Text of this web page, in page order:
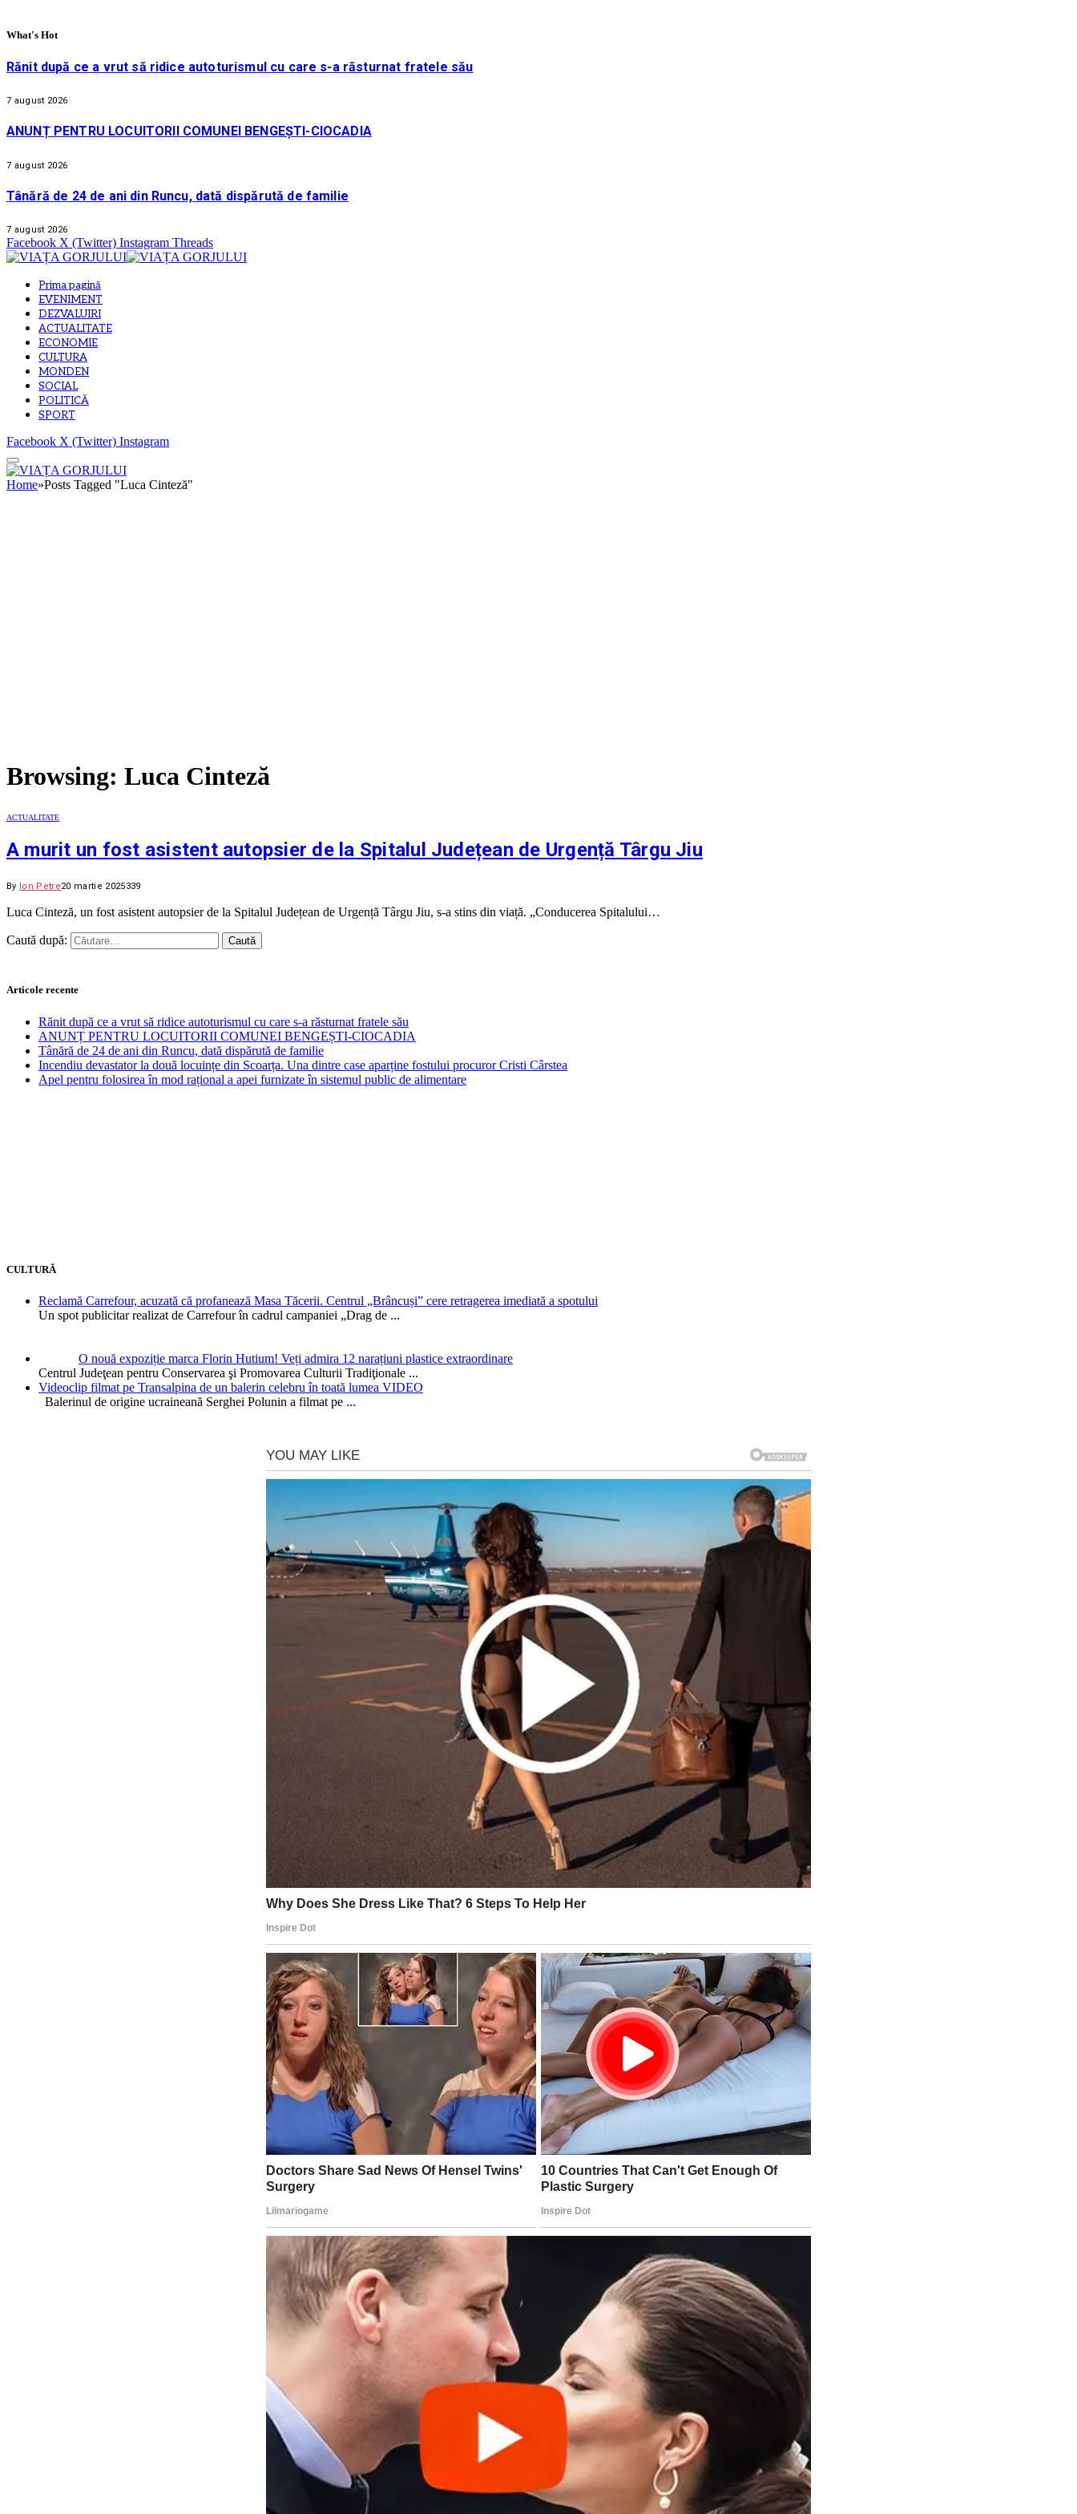
What's Hot
Rănit după ce a vrut să ridice autoturismul cu care s-a răsturnat fratele său
7 august 2026
ANUNȚ PENTRU LOCUITORII COMUNEI BENGEȘTI-CIOCADIA
7 august 2026
Tânără de 24 de ani din Runcu, dată dispărută de familie
7 august 2026
Facebook X (Twitter) Instagram Threads
Prima pagină
EVENIMENT
DEZVALUIRI
ACTUALITATE
ECONOMIE
CULTURA
MONDEN
SOCIAL
POLITICĂ
SPORT
Facebook X (Twitter) Instagram
Home»Posts Tagged "Luca Cinteză"
Browsing: Luca Cinteză
ACTUALITATE
A murit un fost asistent autopsier de la Spitalul Județean de Urgență Târgu Jiu
By Ion Petre20 martie 2025339
Luca Cinteză, un fost asistent autopsier de la Spitalul Județean de Urgență Târgu Jiu, s-a stins din viață. „Conducerea Spitalului…
Caută după:
Articole recente
Rănit după ce a vrut să ridice autoturismul cu care s-a răsturnat fratele său
ANUNȚ PENTRU LOCUITORII COMUNEI BENGEȘTI-CIOCADIA
Tânără de 24 de ani din Runcu, dată dispărută de familie
Incendiu devastator la două locuințe din Scoarța. Una dintre case aparține fostului procuror Cristi Cârstea
Apel pentru folosirea în mod rațional a apei furnizate în sistemul public de alimentare
CULTURĂ
Reclamă Carrefour, acuzată că profanează Masa Tăcerii. Centrul „Brâncuși” cere retragerea imediată a spotului
Un spot publicitar realizat de Carrefour în cadrul campaniei „Drag de ...
O nouă expoziție marca Florin Hutium! Veți admira 12 narațiuni plastice extraordinare
Centrul Judeţean pentru Conservarea şi Promovarea Culturii Tradiţionale ...
Videoclip filmat pe Transalpina de un balerin celebru în toată lumea VIDEO
Balerinul de origine ucraineană Serghei Polunin a filmat pe ...